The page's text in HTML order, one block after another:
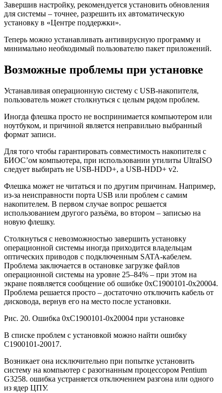
Завершив настройку, рекомендуется установить обновления
для системы – точнее, разрешить их автоматическую
установку в «Центре поддержки».
Теперь можно устанавливать антивирусную программу и
минимально необходимый пользователю пакет приложений.
Возможные проблемы при установке
Устанавливая операционную систему с USB-накопителя,
пользователь может столкнуться с целым рядом проблем.
Иногда флешка просто не воспринимается компьютером или
ноутбуком, и причиной является неправильно выбранный
формат записи.
Для того чтобы гарантировать совместимость накопителя с
БИОС’ом компьютера, при использовании утилиты UltraISO
следует выбирать не USB-HDD+, а USB-HDD+ v2.
Флешка может не читаться и по другим причинам. Например,
из-за неисправности порта USB или проблем с самим
накопителем. В первом случае вопрос решается
использованием другого разъёма, во втором – записью на
новую флешку.
Столкнуться с невозможностью завершить установку
операционной системы иногда приходится владельцам
оптических приводов с подключенным SATA-кабелем.
Проблема заключается в остановке загрузке файлов
операционной системы на уровне 25–84% – при этом на
экране появляется сообщение об ошибке 0xC1900101-0x20004.
Проблема решается просто – достаточно отключить кабель от
дисковода, вернув его на место после установки.
Рис. 20. Ошибка 0xC1900101-0x20004 при установке
В списке проблем с установкой можно найти ошибку
C1900101-20017.
Возникает она исключительно при попытке установить
систему на компьютер с разогнанным процессором Pentium
G3258. ошибка устраняется отключением разгона или одного
из ядер ЦПУ.